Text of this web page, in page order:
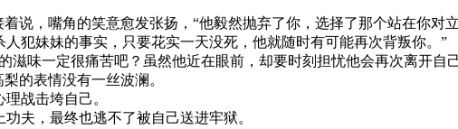
，嘴角的笑意愈发张扬，“他毅然抛弃了你，选择了那个站在你对
犯妹妹的事实，只要花实一天没死，他就随时有可能再次背叛你。”
味一定很痛苦吧？虽然他近在眼前，却要时刻担忧他会再次离开自
的表情没有一丝波澜。
战击垮自己。
，最终也逃不了被自己送进牢狱。